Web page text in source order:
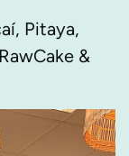
Pitaya,
&